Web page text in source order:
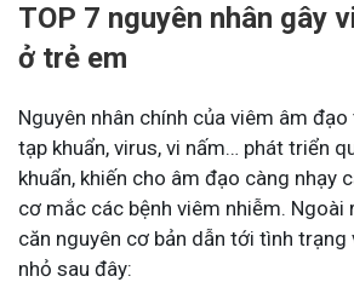
TOP 7 nguyên nhân gây
ở trẻ em
Nguyên nhân chính của viêm âm
tạp khuẩn, virus, vi nấm… phát triển
khuẩn, khiến cho âm đạo càng nhạy
cơ mắc các bệnh viêm nhiễm. Ngoài
căn nguyên cơ bản dẫn tới tình
nhỏ sau đây: